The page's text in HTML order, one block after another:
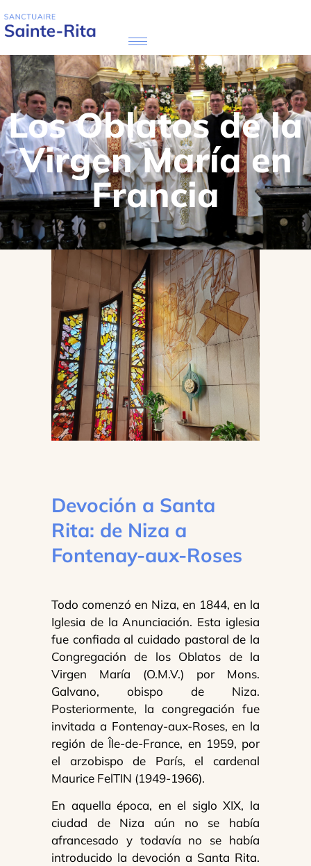
Los Oblatos de la
Virgen María en
Francia
Devoción a Santa
Rita: de Niza a
Fontenay-aux-Roses
Todo comenzó en Niza, en 1844, en la
Iglesia de la Anunciación. Esta iglesia
fue confiada al cuidado pastoral de la
Congregación de los Oblatos de la
Virgen María (O.M.V.) por Mons.
Galvano, obispo de Niza.
Posteriormente, la congregación fue
invitada a Fontenay-aux-Roses, en la
región de Île-de-France, en 1959, por
el arzobispo de París, el cardenal
Maurice FelTIN (1949-1966).
En aquella época, en el siglo XIX, la
ciudad de Niza aún no se había
afrancesado y todavía no se había
introducido la devoción a Santa Rita.